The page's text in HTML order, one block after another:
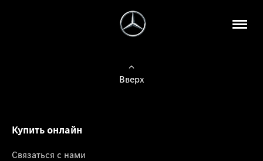
Вверх
Купить онлайн
Связаться с нами